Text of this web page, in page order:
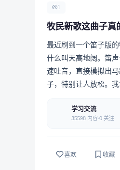
1
牧民新歌这曲子真
最近刷到一个笛子版
什么叫天高地阔。笛
速吐音，直接模拟出
子，特别让人放松。
学习交流
35598 内容 0 关注
喜欢 收藏